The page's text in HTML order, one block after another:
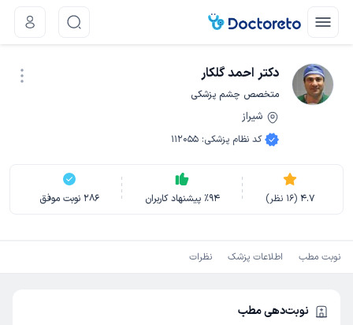
دکتر احمد گلکار
متخصص چشم پزشکی
شیراز
کد نظام پزشکی:
112055
4.7
(
16 نظر) ٪94 پیشنهاد کاربران 286 نوبت موفق
نوبت مطب اطلاعات پزشک نظرات
نوبت‌دهی مطب